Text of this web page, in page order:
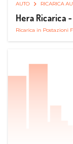
AUTO RICARICA
Hera Ricarica
Ricarica in Postazioni